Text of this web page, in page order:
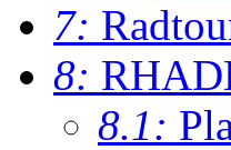
7:
8:
8.1: